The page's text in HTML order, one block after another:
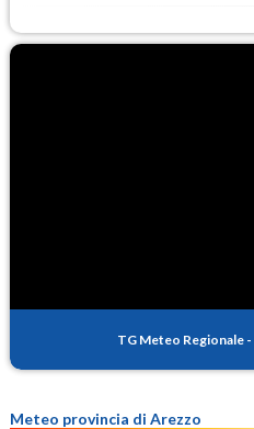
TG Meteo Regionale -
Meteo provincia di Arezzo